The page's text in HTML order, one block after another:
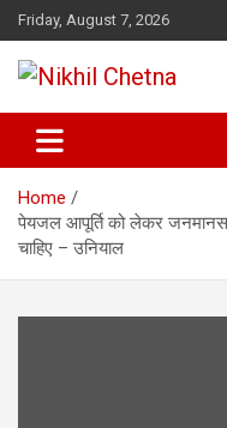
Skip
to
content
Friday, August 7, 2026
Nikhil
Home
पेयजल आपूर्ति को लेकर जनमानस
चाहिए – उनियाल